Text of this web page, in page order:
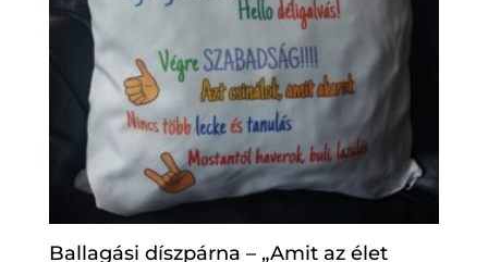
Ballagási díszpárna – „Amit az élet